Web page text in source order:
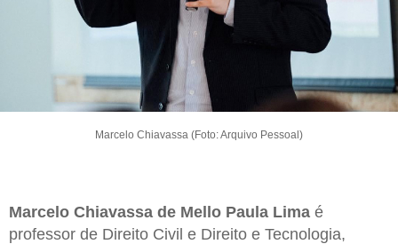
Marcelo Chiavassa (Foto: Arquivo Pessoal)
Marcelo Chiavassa de Mello Paula Lima é
professor de Direito Civil e Direito e Tecnologia,